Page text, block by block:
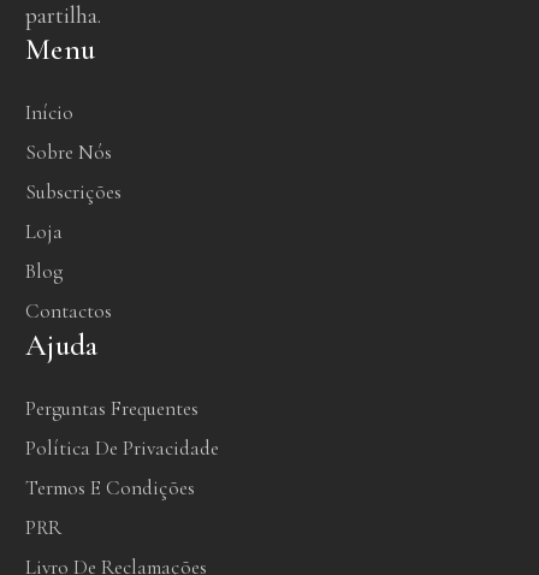
partilha.
Menu
Início
Sobre Nós
Subscrições
Loja
Blog
Contactos
Ajuda
Perguntas Frequentes
Política De Privacidade
Termos E Condições
PRR
Livro De Reclamações